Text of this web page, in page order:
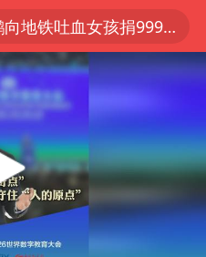
李亚鹏向地铁吐血女孩捐99999元
，内需扩容有保障
辟谣“私生子”传闻
逃犯看演唱会 刚出地铁就被逮住
豚可能在浙江登陆
首次公开道歉